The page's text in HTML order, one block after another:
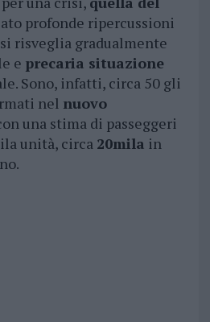
profonde ripercussioni
risveglia gradualmente
e precaria situazione
Sono, infatti, circa 50 gli
nel nuovo
una stima di passeggeri
unità, circa 20mila in